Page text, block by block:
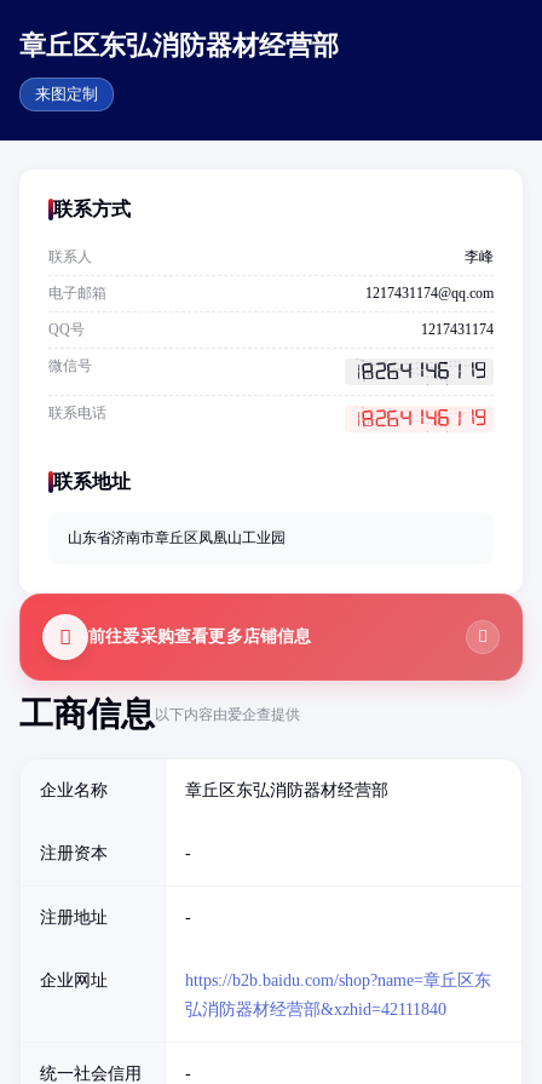
章丘区东弘消防器材经营部
来图定制
工商信息以下内容由爱企查提供
企业名称 章丘区东弘消防器材经营部
注册资本 -
注册地址 -
企业网址
https://b2b.baidu.com/shop?name=章丘区东
弘消防器材经营部&xzhid=42111840
统一社会信用
-
联系方式
联系人 李峰
电子邮箱 1217431174@qq.com
QQ号 1217431174
微信号
联系电话
联系地址
山东省济南市章丘区凤凰山工业园
前往爱采购查看更多店铺信息